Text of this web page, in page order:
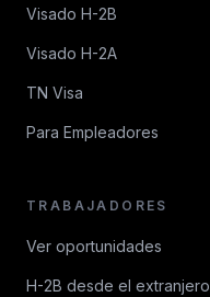
Visado H-2B
Visado H-2A
TN Visa
Para Empleadores
TRABAJADORES
Ver oportunidades
H-2B desde el extranjero